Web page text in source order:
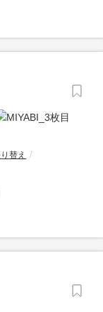
替え